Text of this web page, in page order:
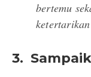
bertemu
3.